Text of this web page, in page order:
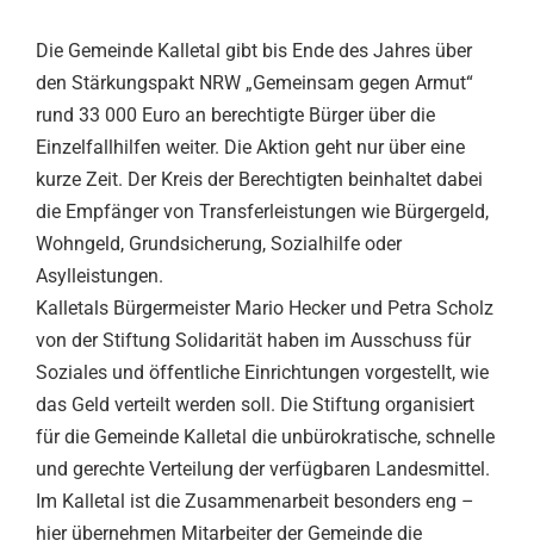
Die Gemeinde Kalletal gibt bis Ende des Jahres über
den Stärkungspakt NRW „Gemeinsam gegen Armut“
rund 33 000 Euro an berechtigte Bürger über die
Einzelfallhilfen weiter. Die Aktion geht nur über eine
kurze Zeit. Der Kreis der Berechtigten beinhaltet dabei
die Empfänger von Transferleistungen wie Bürgergeld,
Wohngeld, Grundsicherung, Sozialhilfe oder
Asylleistungen.
Kalletals Bürgermeister Mario Hecker und Petra Scholz
von der Stiftung Solidarität haben im Ausschuss für
Soziales und öffentliche Einrichtungen vorgestellt, wie
das Geld verteilt werden soll. Die Stiftung organisiert
für die Gemeinde Kalletal die unbürokratische, schnelle
und gerechte Verteilung der verfügbaren Landesmittel.
Im Kalletal ist die Zusammenarbeit besonders eng –
hier übernehmen Mitarbeiter der Gemeinde die